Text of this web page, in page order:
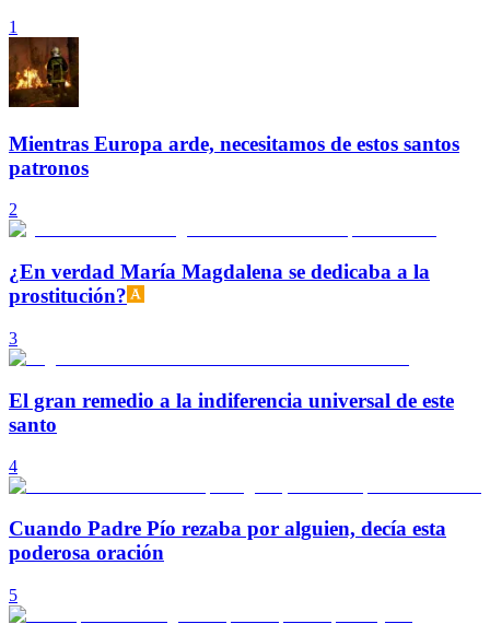
1
Mientras Europa arde, necesitamos de estos santos
patronos
2
¿En verdad María Magdalena se dedicaba a la
prostitución?
3
El gran remedio a la indiferencia universal de este
santo
4
Cuando Padre Pío rezaba por alguien, decía esta
poderosa oración
5